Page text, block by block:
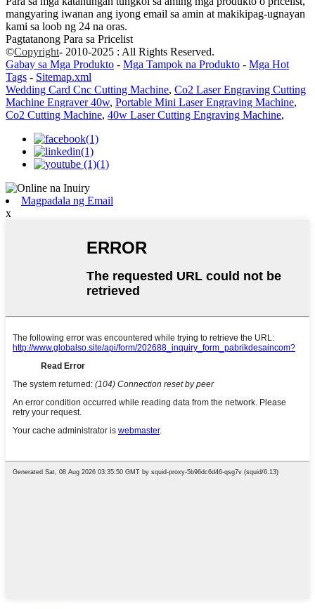
mangyaring iwanan ang iyong email sa amin at makikipag-ugnayan
kami sa loob ng 24 na oras.
Pagtatanong Para sa Pricelist
©Copyright- 2010-2025 : All Rights Reserved.
Gabay sa Mga Produkto - Mga Tampok na Produkto - Mga Hot
Tags - Sitemap.xml
Wedding Card Cnc Cutting Machine, Co2 Laser Engraving Cutting
Machine Engraver 40w, Portable Mini Laser Engraving Machine,
Co2 Cutting Machine, 40w Laser Cutting Engraving Machine,
Magpadala ng Email
x